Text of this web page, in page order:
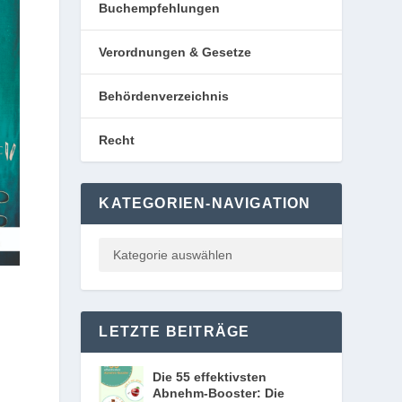
Buchempfehlungen
Verordnungen & Gesetze
Behördenverzeichnis
Recht
KATEGORIEN-NAVIGATION
LETZTE BEITRÄGE
Die 55 effektivsten
Abnehm-Booster: Die